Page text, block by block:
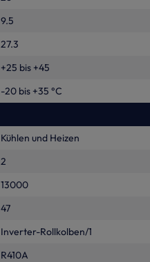
9.5
27.3
+25 bis +45
-20 bis +35 °C
Kühlen und Heizen
2
13000
47
Inverter-Rollkolben/1
R410A